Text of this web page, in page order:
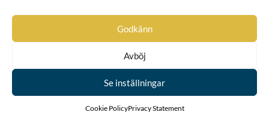
Godkänn
Avböj
Se inställningar
Cookie PolicyPrivacy Statement
769
von der Deilen
355
de Laval
de la Vallée